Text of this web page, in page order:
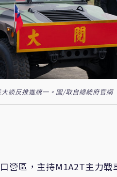
談反推進統一。圖/取自總統府官網
營區，主持M1A2T主力